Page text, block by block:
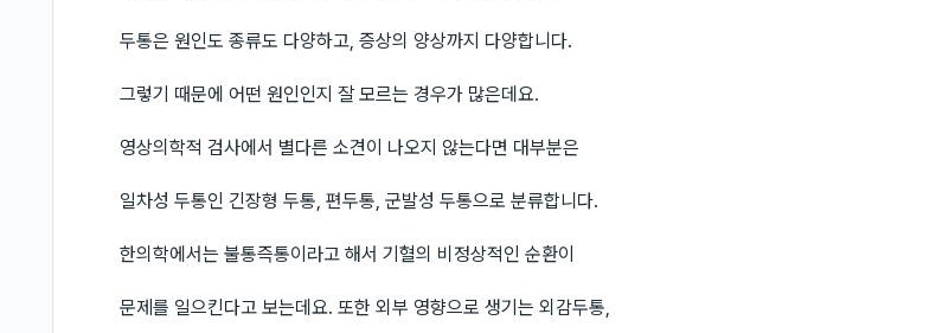
두통은 원인도 종류도 다양하고, 증상의 양상까지 다양합니다.
그렇기 때문에 어떤 원인인지 잘 모르는 경우가 많은데요.
영상의학적 검사에서 별다른 소견이 나오지 않는다면 대부분은
일차성 두통인 긴장형 두통, 편두통, 군발성 두통으로 분류합니다.
한의학에서는 불통즉통이라고 해서 기혈의 비정상적인 순환이
문제를 일으킨다고 보는데요. 또한 외부 영향으로 생기는 외감두통,